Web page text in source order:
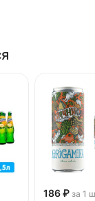
186 ₽ за 1